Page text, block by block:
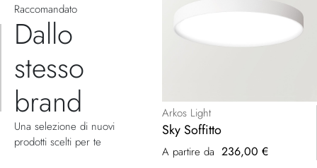
Raccomandato
Dallo
stesso
brand
Una selezione di nuovi
prodotti scelti per te
Arkos Light
Sky Soffitto
A partire da 236,00 €